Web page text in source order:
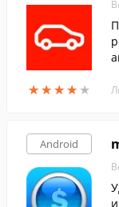
★★★★ ★
★★★★ ★
Android